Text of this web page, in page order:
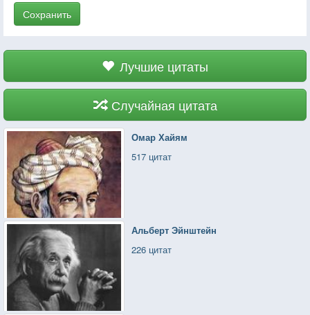
Сохранить
Лучшие цитаты
Случайная цитата
Омар Хайям
517 цитат
Альберт Эйнштейн
226 цитат